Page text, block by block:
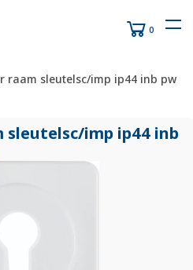
0
raam sleutelsc/imp ip44 inb pw
sleutelsc/imp ip44 inb